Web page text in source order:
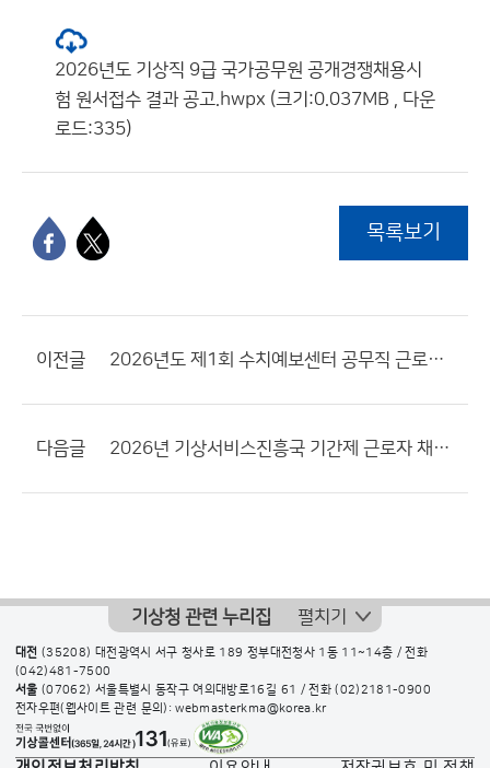
2026년도 기상직 9급 국가공무원 공개경쟁채용시
험 원서접수 결과 공고.hwpx (크기:0.037MB , 다운
로드:335)
목록보기
이전글 2026년도 제1회 수치예보센터 공무직 근로자 채용 서류전형 합격자 및 면접시험 일정 공고 (면접시험일 변경 알림)
다음글 2026년 기상서비스진흥국 기간제 근로자 채용 서류전형 결과 및 면접전형 일정 공고
기상청 관련 누리집 펼치기
대전 (35208) 대전광역시 서구 청사로 189 정부대전청사 1동 11~14층 / 전화
(042)481-7500
서울 (07062) 서울특별시 동작구 여의대방로16길 61 / 전화(02)2181-0900
전자우편(웹사이트 관련 문의): webmasterkma@korea.kr